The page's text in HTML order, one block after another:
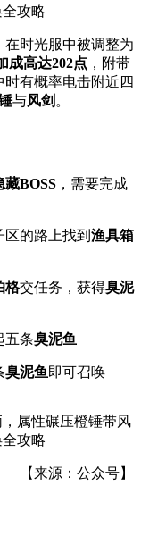
时光服中被调整为
成高达202点 ，附带
时有概率电击附近四
与风剑 。
藏BOSS ，需要完成
的路上找到 渔具箱
格交任务，获得臭泥
五条臭泥鱼
臭泥鱼 即可召唤
【来源：公众号】